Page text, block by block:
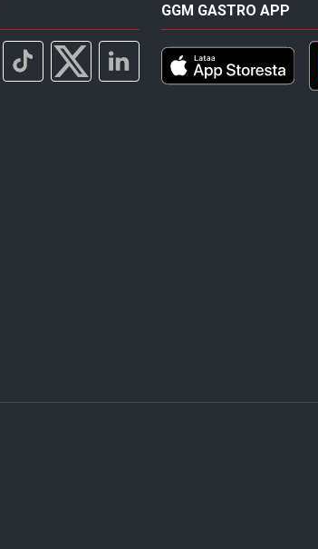
GGM GASTRO APP